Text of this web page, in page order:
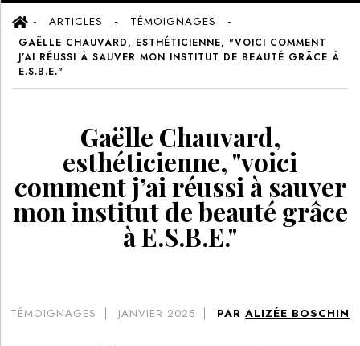
ARTICLES TÉMOIGNAGES
GAËLLE CHAUVARD, ESTHÉTICIENNE, "VOICI COMMENT
J’AI RÉUSSI À SAUVER MON INSTITUT DE BEAUTÉ GRÂCE À
E.S.B.E."
Gaëlle Chauvard,
esthéticienne, "voici
comment j’ai réussi à sauver
mon institut de beauté grâce
à E.S.B.E."
TÉMOIGNAGES JANVIER 2025 PAR ALIZÉE BOSCHIN